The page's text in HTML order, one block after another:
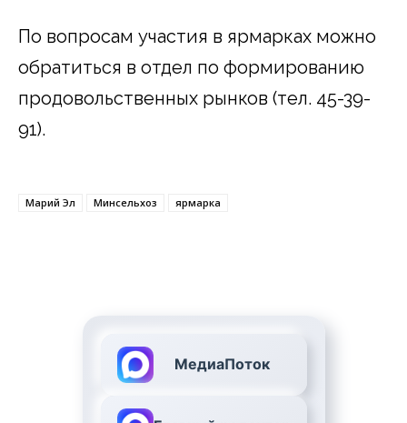
По вопросам участия в ярмарках можно
обратиться в отдел по формированию
продовольственных рынков (тел. 45-39-
91).
Марий Эл Минсельхоз ярмарка
МедиаПоток